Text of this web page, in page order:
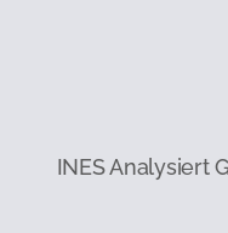
INES Analysiert